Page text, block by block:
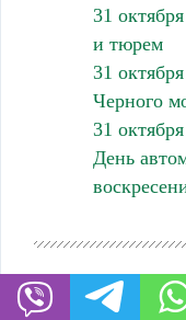
31
и тюрем
31
Черного
31
День
Регистрация